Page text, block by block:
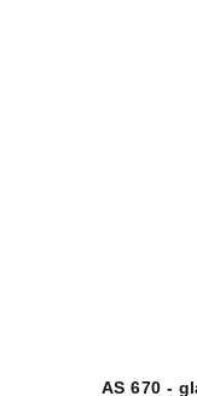
AS 670 -